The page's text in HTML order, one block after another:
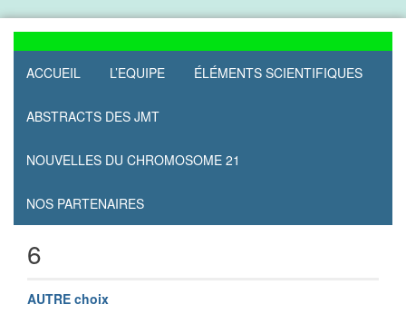
contentACCUEIL L’EQUIPE ÉLÉMENTS SCIENTIFIQUES
ABSTRACTS DES JMT
NOUVELLES DU CHROMOSOME 21
NOS PARTENAIRES
6
AUTRE choix